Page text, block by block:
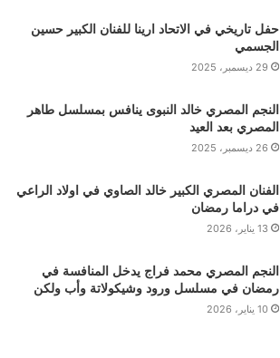
حفل تاريخي في الاتحاد ارينا للفنان الكبير حسين
الجسمي
29 ديسمبر، 2025
النجم المصري خالد النبوى ينافس بمسلسل طاهر
المصري بعد العيد
26 ديسمبر، 2025
الفنان المصري الكبير خالد الصاوي في اولاد الراعي
في دراما رمضان
13 يناير، 2026
النجم المصري محمد فراج يدخل المنافسة في
رمضان في مسلسل ورود وشيكولاتة وأب ولكن
10 يناير، 2026